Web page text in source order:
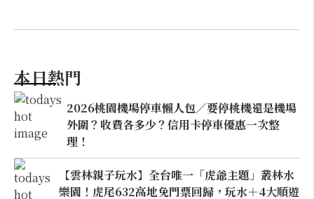
本日熱門
2026桃園機場停車懶人包／要停桃機還是機場
外圍？收費各多少？信用卡停車優惠一次整
理！
【雲林親子玩水】全台唯一「虎爺主題」叢林水
樂園！虎尾632高地免門票回歸，玩水＋4大順遊